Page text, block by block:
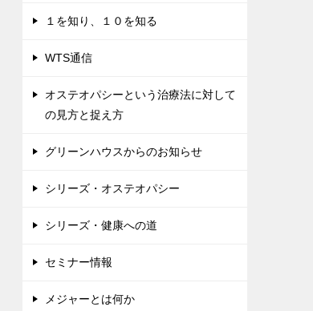
１を知り、１０を知る
WTS通信
オステオパシーという治療法に対して
の見方と捉え方
グリーンハウスからのお知らせ
シリーズ・オステオパシー
シリーズ・健康への道
セミナー情報
メジャーとは何か